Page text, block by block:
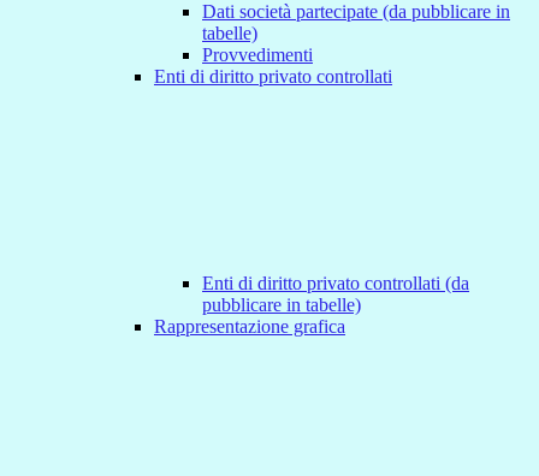
Dati società partecipate (da pubblicare in
tabelle)
Provvedimenti
Enti di diritto privato controllati
Enti di diritto privato controllati (da
pubblicare in tabelle)
Rappresentazione grafica